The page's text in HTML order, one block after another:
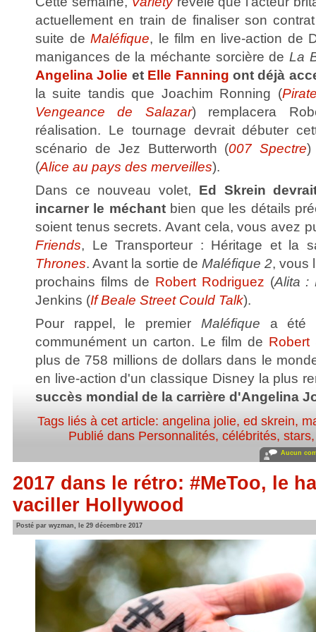
actuellement en train de finaliser son
suite deMaléfique, le film en live-action de
manigances de la méchante sorcière deLa
Angelina Jolie et Elle Fanning ont déjà
la suite tandis que Joachim Ronning (
Vengeance de Salazar) remplacera
réalisation. Le tournage devrait débuter
scénario de Jez Butterworth (007 Spectre)
(Alice au pays des merveilles).
Dans ce nouveau volet, Ed Skrein
incarner le méchant bien que les détails
soient tenus secrets. Avant cela, vous avez
Friends, Le Transporteur : Héritage et la
Thrones. Avant la sortie de Maléfique 2, vous
prochains films de Robert Rodriguez (Alita :
Jenkins (If Beale Street Could Talk).
Pour rappel, le premier Maléfique a été
communément un carton. Le film de Robert
plus de 758 millions de dollars dans le
en live-action d'un classique Disney la plus
succès mondial de la carrière d'Angelina
Tags liés à cet article: angelina jolie, ed skrein,
Publié dans Personnalités, célébrités, stars
Aucun
2017 dans le rétro: #MeToo, le
vaciller Hollywood
Posté par wyzman, le 29 décembre 2017